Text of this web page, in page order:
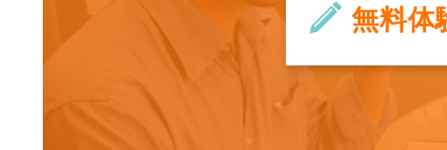
無料体